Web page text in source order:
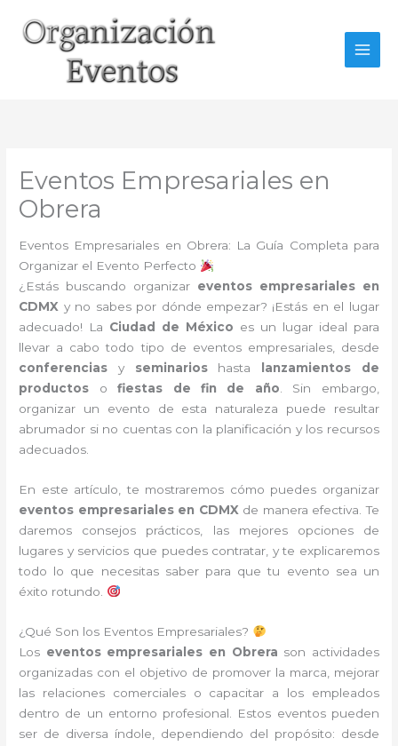
contenido
Eventos Empresariales en
Obrera
Eventos Empresariales en Obrera: La Guía Completa para
Organizar el Evento Perfecto
¿Estás buscando organizar eventos empresariales en
CDMX y no sabes por dónde empezar? ¡Estás en el lugar
adecuado! La Ciudad de México es un lugar ideal para
llevar a cabo todo tipo de eventos empresariales, desde
conferencias y seminarioshasta
lanzamientos de
productos ofiestas de fin de año. Sin embargo,
organizar un evento de esta naturaleza puede resultar
abrumador si no cuentas con la planificación y los recursos
adecuados.
En este artículo, te mostraremos cómo puedes organizar
eventos empresariales en CDMX de manera efectiva. Te
daremos consejos prácticos, las mejores opciones de
lugares y servicios que puedes contratar, y te explicaremos
todo lo que necesitas saber para que tu evento sea un
éxito rotundo.
¿Qué Son los Eventos Empresariales?
Los eventos empresariales en Obrera son actividades
organizadas con el objetivo de promover la marca, mejorar
las relaciones comerciales o capacitar a los empleados
dentro de un entorno profesional. Estos eventos pueden
ser de diversa índole, dependiendo del propósito: desde